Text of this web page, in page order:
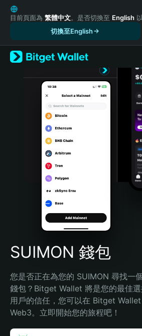
English
日本語
Русский
Español (Latinoamérica)
Türkçe
Português (Portugal)
Bahasa Indonesia
Português (Brasil)
Español (Argentina)
目前頁面為 繁體中文。是否切換至 English
切換至English
SUIMON 錢包
您是否正在為您的 SUIMON 尋找一
錢包？Bitget Wallet 將是您的最佳
用戶的信任，您可以在 Bitget
Web3。立即開始您的旅程吧！